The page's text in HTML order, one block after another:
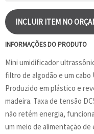
INCLUIR ITEM NO
INFORMAÇÕES DO PRODUTO
Mini umidificador
filtro de algodão e um cabo
Produzido em plástico e
madeira. Taxa de tensão
não retém energia,
um meio de alimentação de